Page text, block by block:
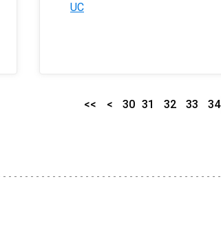
UC
<< < 30 31 32 33 34